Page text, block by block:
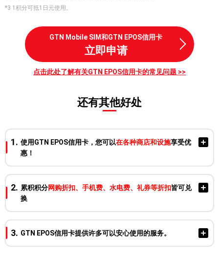
*3 1积分可抵1日元使用。
GTN Mobile SIM和GTN EPOS信用卡
立即申请
点击此处了解有关GTN EPOS信用卡的常见问题 >>
还有其他好处
使用GTN EPOS信用卡，您可以在各种商店和设施享受优
惠！
所、美容院和美甲沙龙等场所，您可以享受优惠的消费金额和积
分！
「エポトクプラザ」
累积积分网购折扣、手机费、水电费、礼券等折扣皆可兑
换
在日常购物中使用EPOS信用卡支付即可积累
GTN EPOS信用卡提供许多可以安心使用的服务。